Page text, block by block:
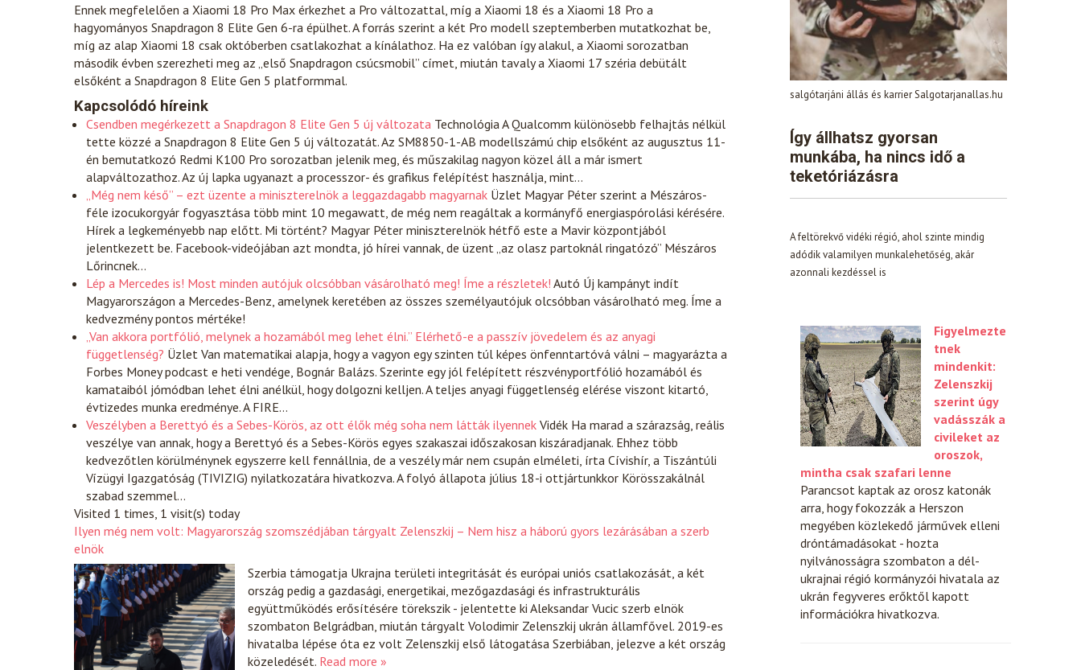
Ennek megfelelően a Xiaomi 18 Pro Max érkezhet a Pro változattal, míg a Xiaomi 18 és a Xiaomi 18 Pro a
hagyományos Snapdragon 8 Elite Gen 6-ra épülhet. A forrás szerint a két Pro modell szeptemberben mutatkozhat be,
míg az alap Xiaomi 18 csak októberben csatlakozhat a kínálathoz. Ha ez valóban így alakul, a Xiaomi sorozatban
második évben szerezheti meg az „első Snapdragon csúcsmobil” címet, miután tavaly a Xiaomi 17 széria debütált
elsőként a Snapdragon 8 Elite Gen 5 platformmal.
Kapcsolódó híreink
Csendben megérkezett a Snapdragon 8 Elite Gen 5 új változata Technológia A Qualcomm különösebb felhajtás nélkül
tette közzé a Snapdragon 8 Elite Gen 5 új változatát. Az SM8850-1-AB modellszámú chip elsőként az augusztus 11-
én bemutatkozó Redmi K100 Pro sorozatban jelenik meg, és műszakilag nagyon közel áll a már ismert
alapváltozathoz. Az új lapka ugyanazt a processzor- és grafikus felépítést használja, mint…
„Még nem késő” – ezt üzente a miniszterelnök a leggazdagabb magyarnak Üzlet Magyar Péter szerint a Mészáros-
féle izocukorgyár fogyasztása több mint 10 megawatt, de még nem reagáltak a kormányfő energiaspórolási kérésére.
Hírek a legkeményebb nap előtt. Mi történt? Magyar Péter miniszterelnök hétfő este a Mavir központjából
jelentkezett be. Facebook-videójában azt mondta, jó hírei vannak, de üzent „az olasz partoknál ringatózó” Mészáros
Lőrincnek…
Lép a Mercedes is! Most minden autójuk olcsóbban vásárolható meg! Íme a részletek! Autó Új kampányt indít
Magyarországon a Mercedes-Benz, amelynek keretében az összes személyautójuk olcsóbban vásárolható meg. Íme a
kedvezmény pontos mértéke!
„Van akkora portfólió, melynek a hozamából meg lehet élni.” Elérhető-e a passzív jövedelem és az anyagi
függetlenség? Üzlet Van matematikai alapja, hogy a vagyon egy szinten túl képes önfenntartóvá válni – magyarázta a
Forbes Money podcast e heti vendége, Bognár Balázs. Szerinte egy jól felépített részvényportfólió hozamából és
kamataiból jómódban lehet élni anélkül, hogy dolgozni kelljen. A teljes anyagi függetlenség elérése viszont kitartó,
évtizedes munka eredménye. A FIRE…
Veszélyben a Berettyó és a Sebes-Körös, az ott élők még soha nem látták ilyennek Vidék Ha marad a szárazság, reális
veszélye van annak, hogy a Berettyó és a Sebes-Körös egyes szakaszai időszakosan kiszáradjanak. Ehhez több
kedvezőtlen körülménynek egyszerre kell fennállnia, de a veszély már nem csupán elméleti, írta Cívishír, a Tiszántúli
Vízügyi Igazgatóság (TIVIZIG) nyilatkozatára hivatkozva. A folyó állapota július 18-i ottjártunkkor Körösszakálnál
szabad szemmel…
Visited 1 times, 1 visit(s) today
Ilyen még nem volt: Magyarország szomszédjában tárgyalt Zelenszkij – Nem hisz a háború gyors lezárásában a szerb
elnök
Szerbia támogatja Ukrajna területi integritását és európai uniós csatlakozását, a két
ország pedig a gazdasági, energetikai, mezőgazdasági és infrastrukturális
együttműködés erősítésére törekszik - jelentette ki Aleksandar Vucic szerb elnök
szombaton Belgrádban, miután tárgyalt Volodimir Zelenszkij ukrán államfővel. 2019-es
hivatalba lépése óta ez volt Zelenszkij első látogatása Szerbiában, jelezve a két ország
közeledését. Read more »
salgótarjáni állás és karrier Salgotarjanallas.hu
Így állhatsz gyorsan
munkába, ha nincs idő a
teketóriázásra
A feltörekvő vidéki régió, ahol szinte mindig
adódik valamilyen munkalehetőség, akár
azonnali kezdéssel is
Figyelmezte
tnek
mindenkit:
Zelenszkij
szerint úgy
vadásszák a
civileket az
oroszok,
mintha csak szafari lenne
Parancsot kaptak az orosz katonák
arra, hogy fokozzák a Herszon
megyében közlekedő járművek elleni
dróntámadásokat - hozta
nyilvánosságra szombaton a dél-
ukrajnai régió kormányzói hivatala az
ukrán fegyveres erőktől kapott
információkra hivatkozva.